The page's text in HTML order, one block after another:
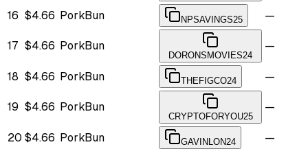
16 $4.66 PorkBun NPSAVINGS25 —
17 $4.66 PorkBun
DORONSMOVIES24
—
18 $4.66 PorkBun THEFIGCO24 —
19 $4.66 PorkBun
CRYPTOFORYOU25
—
20 $4.66 PorkBun GAVINLON24 —